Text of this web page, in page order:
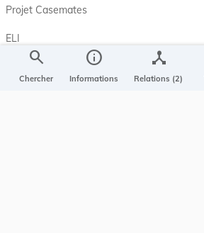
search
Chercher
info
Informations
device_hub
Relations (2)
Projet Casemates
ELI
NOUS CONTACTER
Service central de législation